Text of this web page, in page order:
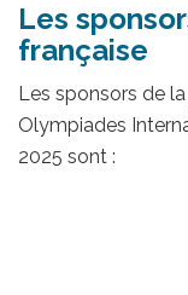
Les
française
Les sponsors de
Olympiades
2025 sont :